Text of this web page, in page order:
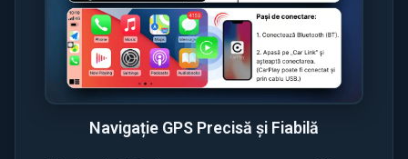
Navigație GPS Precisă și Fiabilă